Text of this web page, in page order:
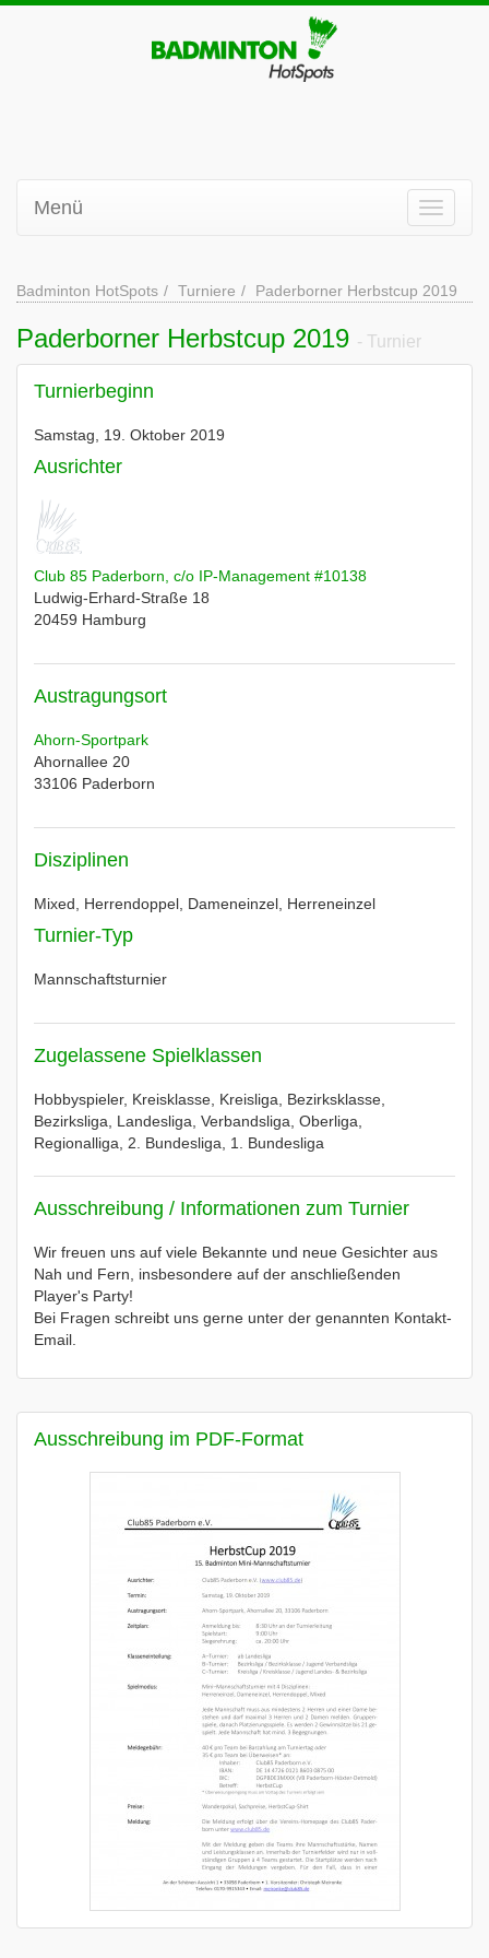
Menü
Badminton HotSpots Turniere Paderborner Herbstcup 2019
Paderborner Herbstcup 2019 - Turnier
Turnierbeginn
Samstag, 19. Oktober 2019
Ausrichter
Club 85 Paderborn, c/o IP-Management #10138
Ludwig-Erhard-Straße 18
20459 Hamburg
Austragungsort
Ahorn-Sportpark
Ahornallee 20
33106 Paderborn
Disziplinen
Mixed, Herrendoppel, Dameneinzel, Herreneinzel
Turnier-Typ
Mannschaftsturnier
Zugelassene Spielklassen
Hobbyspieler, Kreisklasse, Kreisliga, Bezirksklasse,
Bezirksliga, Landesliga, Verbandsliga, Oberliga,
Regionalliga, 2. Bundesliga, 1. Bundesliga
Ausschreibung / Informationen zum Turnier
Wir freuen uns auf viele Bekannte und neue Gesichter aus
Nah und Fern, insbesondere auf der anschließenden
Player's Party!
Bei Fragen schreibt uns gerne unter der genannten Kontakt-
Email.
Ausschreibung im PDF-Format